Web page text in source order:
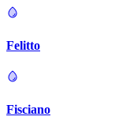
Felitto
Fisciano